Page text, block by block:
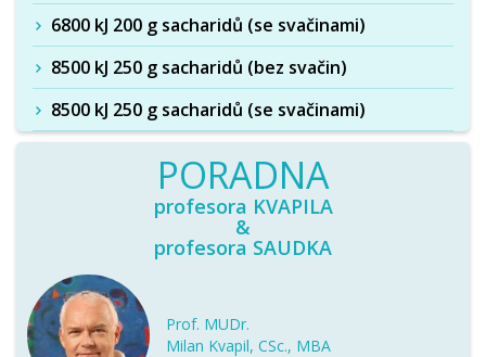
6800 kJ 200 g sacharidů (se svačinami)
8500 kJ 250 g sacharidů (bez svačin)
8500 kJ 250 g sacharidů (se svačinami)
PORADNA
profesora KVAPILA
&
profesora SAUDKA
Prof. MUDr.
Milan Kvapil, CSc., MBA